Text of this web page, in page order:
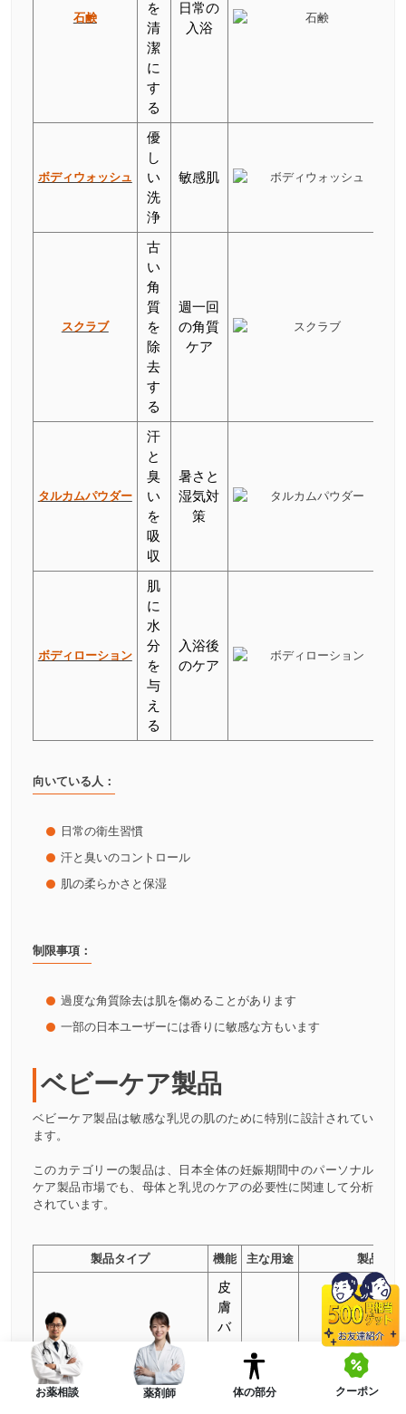
石鹸
を
清
潔
に
す
る
日常の
入浴
ボディウォッシュ
優
し
い
洗
浄
敏感肌
スクラブ
古
い
角
質
を
除
去
す
る
週一回
の角質
ケア
タルカムパウダー
汗
と
臭
い
を
吸
収
暑さと
湿気対
策
ボディローション
肌
に
水
分
を
与
え
る
入浴後
のケア
向いている人：
日常の衛生習慣
汗と臭いのコントロール
肌の柔らかさと保湿
制限事項：
過度な角質除去は肌を傷めることがあります
一部の日本ユーザーには香りに敏感な方もいます
ベビーケア製品
ベビーケア製品は敏感な乳児の肌のために特別に設計されてい
ます。
このカテゴリーの製品は、日本全体の妊娠期間中のパーソナル
ケア製品市場でも、母体と乳児のケアの必要性に関連して分析
されています。
製品タイプ 機能 主な用途 製品画像
皮
膚
バ
お薬相談 薬剤師 体の部分 クーポン